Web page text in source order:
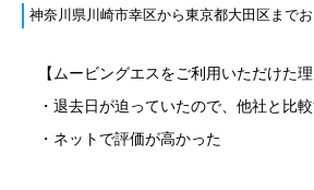
神奈川県川崎市幸区から東京都大田区まで
【ムービングエスをご利用いただけた理
・退去日が迫っていたので、他社と比
・ネットで評価が高かった